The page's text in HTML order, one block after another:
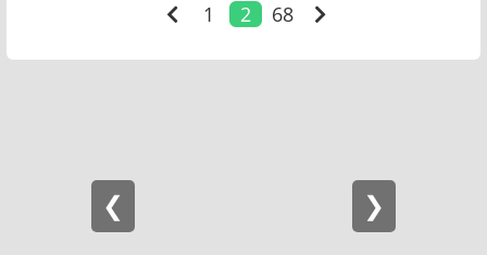
1 2 68